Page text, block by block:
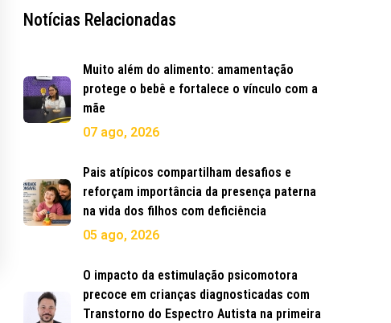
Notícias Relacionadas
Muito além do alimento: amamentação
protege o bebê e fortalece o vínculo com a
mãe
07 ago, 2026
Pais atípicos compartilham desafios e
reforçam importância da presença paterna
na vida dos filhos com deficiência
05 ago, 2026
O impacto da estimulação psicomotora
precoce em crianças diagnosticadas com
Transtorno do Espectro Autista na primeira